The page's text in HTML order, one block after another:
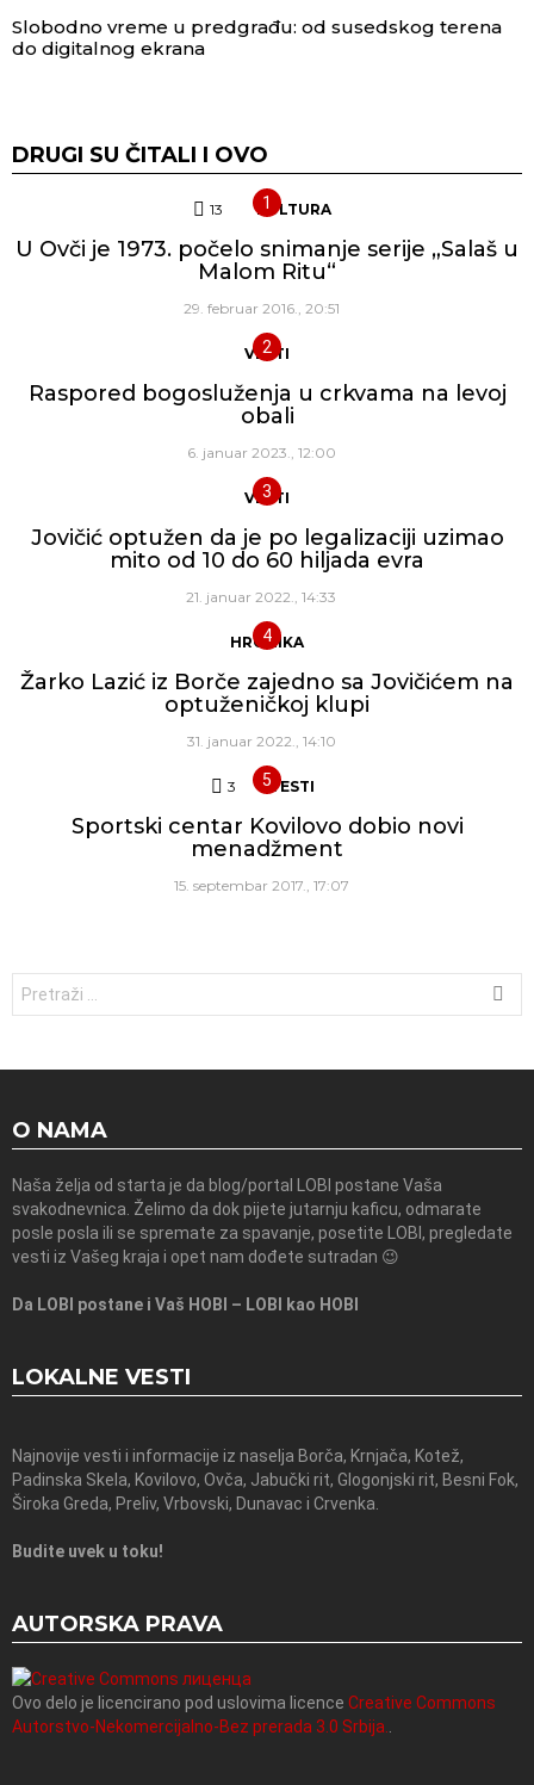
Slobodno vreme u predgrađu: od susedskog terena
do digitalnog ekrana
DRUGI SU ČITALI I OVO
13 Komentara
KULTURA
U Ovči je 1973. počelo snimanje serije „Salaš u
Malom Ritu“
29. februar 2016., 20:51
VESTI
Raspored bogosluženja u crkvama na levoj
obali
6. januar 2023., 12:00
VESTI
Jovičić optužen da je po legalizaciji uzimao
mito od 10 do 60 hiljada evra
21. januar 2022., 14:33
HRONIKA
Žarko Lazić iz Borče zajedno sa Jovičićem na
optuženičkoj klupi
31. januar 2022., 14:10
3 Komentara
VESTI
Sportski centar Kovilovo dobio novi
menadžment
15. septembar 2017., 17:07
O NAMA
Naša želja od starta je da blog/portal LOBI postane Vaša
svakodnevnica. Želimo da dok pijete jutarnju kaficu, odmarate
posle posla ili se spremate za spavanje, posetite LOBI, pregledate
vesti iz Vašeg kraja i opet nam dođete sutradan 😉
Da LOBI postane i Vaš HOBI – LOBI kao HOBI
LOKALNE VESTI
Najnovije vesti i informacije iz naselja Borča, Krnjača, Kotež,
Padinska Skela, Kovilovo, Ovča, Jabučki rit, Glogonjski rit, Besni Fok,
Široka Greda, Preliv, Vrbovski, Dunavac i Crvenka.
Budite uvek u toku!
AUTORSKA PRAVA
Ovo delo je licencirano pod uslovima licence Creative Commons
Autorstvo-Nekomercijalno-Bez prerada 3.0 Srbija.